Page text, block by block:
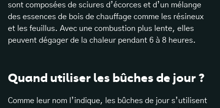
sont composées de sciures d’écorces et d’un mélange
des essences de bois de chauffage comme les résineux
et les feuillus. Avec une combustion plus lente, elles
peuvent dégager de la chaleur pendant 6 à 8 heures.
Quand utiliser les bûches de jour ?
Comme leur nom l’indique, les bûches de jour s’utilisent